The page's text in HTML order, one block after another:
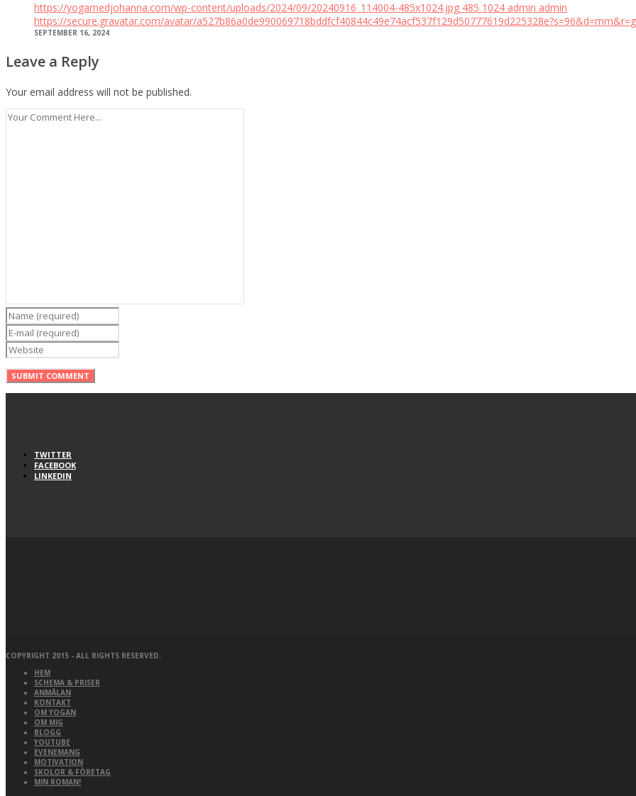
https://yogamedjohanna.com/wp-content/uploads/2024/09/20240916_114004-485x1024.jpg 485 1024 admin admin
https://secure.gravatar.com/avatar/a527b86a0de990069718bddfcf40844c49e74acf537f129d50777619d225328e?s=96&d=mm&r=g
SEPTEMBER 16, 2024
Leave a Reply
Your email address will not be published.
TWITTER
FACEBOOK
LINKEDIN
COPYRIGHT 2015 - ALL RIGHTS RESERVED.
HEM
SCHEMA & PRISER
ANMÄLAN
KONTAKT
OM YOGAN
OM MIG
BLOGG
YOUTUBE
EVENEMANG
MOTIVATION
SKOLOR & FÖRETAG
MIN ROMAN!